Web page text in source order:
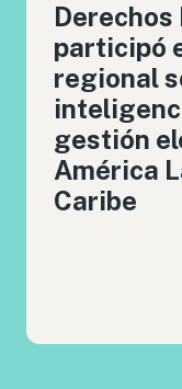
participó
regional
gestión
América
Caribe